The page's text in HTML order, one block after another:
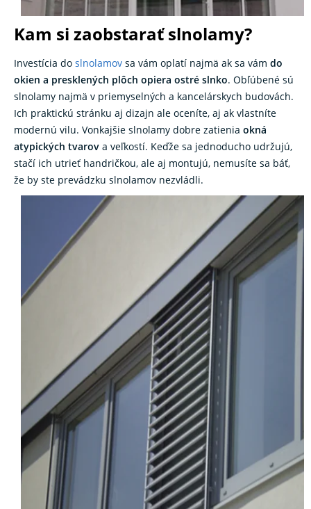
Kam si zaobstarať slnolamy?
Investícia do slnolamov sa vám oplatí najmä ak sa vám do
okien a presklených plôch opiera ostré slnko. Obľúbené sú
slnolamy najmä v priemyselných a kancelárskych budovách.
Ich praktickú stránku aj dizajn ale oceníte, aj ak vlastníte
modernú vilu. Vonkajšie slnolamy dobre zatienia okná
atypických tvarov a veľkostí. Keďže sa jednoducho udržujú,
stačí ich utrieť handričkou, ale aj montujú, nemusíte sa báť,
že by ste prevádzku slnolamov nezvládli.